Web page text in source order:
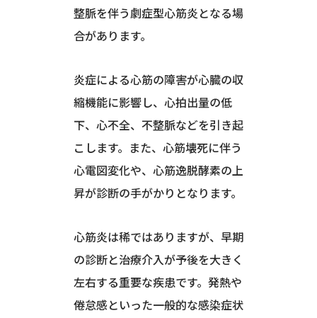
整脈を伴う劇症型心筋炎となる場
合があります。
炎症による心筋の障害が心臓の収
縮機能に影響し、心拍出量の低
下、心不全、不整脈などを引き起
こします。また、心筋壊死に伴う
心電図変化や、心筋逸脱酵素の上
昇が診断の手がかりとなります。
心筋炎は稀ではありますが、早期
の診断と治療介入が予後を大きく
左右する重要な疾患です。発熱や
倦怠感といった一般的な感染症状